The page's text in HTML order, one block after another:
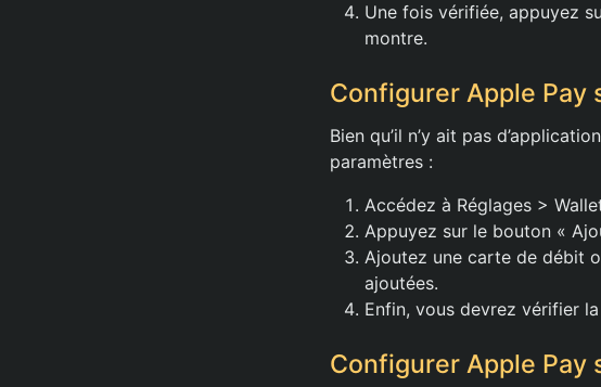
Une fois vérifiée, appuyez
montre.
Configurer Apple Pay
Bien qu’il n’y ait pas
paramètres :
Accédez à Réglages >
Appuyez sur le bouton «
Ajoutez une carte de débit
ajoutées.
Enfin, vous devrez vérifier
Configurer Apple Pay